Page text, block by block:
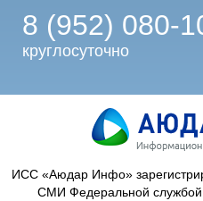
8 (952) 080-
круглосуточно
ИСС «Аюдар Инфо»
СМИ Федеральной службой